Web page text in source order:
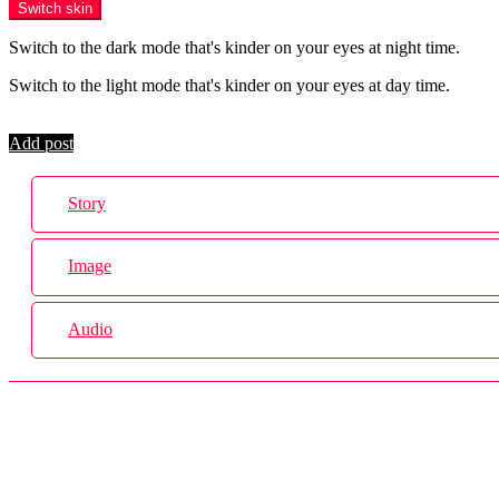
Switch skin
Switch to the dark mode that's kinder on your eyes at night time.
Switch to the light mode that's kinder on your eyes at day time.
Add post
Story
Image
Audio